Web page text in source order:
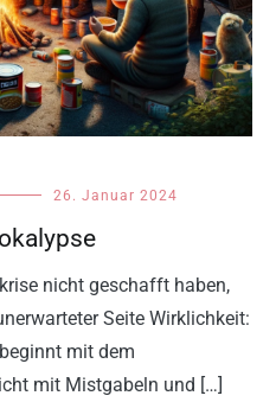
26. Januar 2024
nicht geschafft haben,
Seite Wirklichkeit:
mit dem
mit Mistgabeln und […]